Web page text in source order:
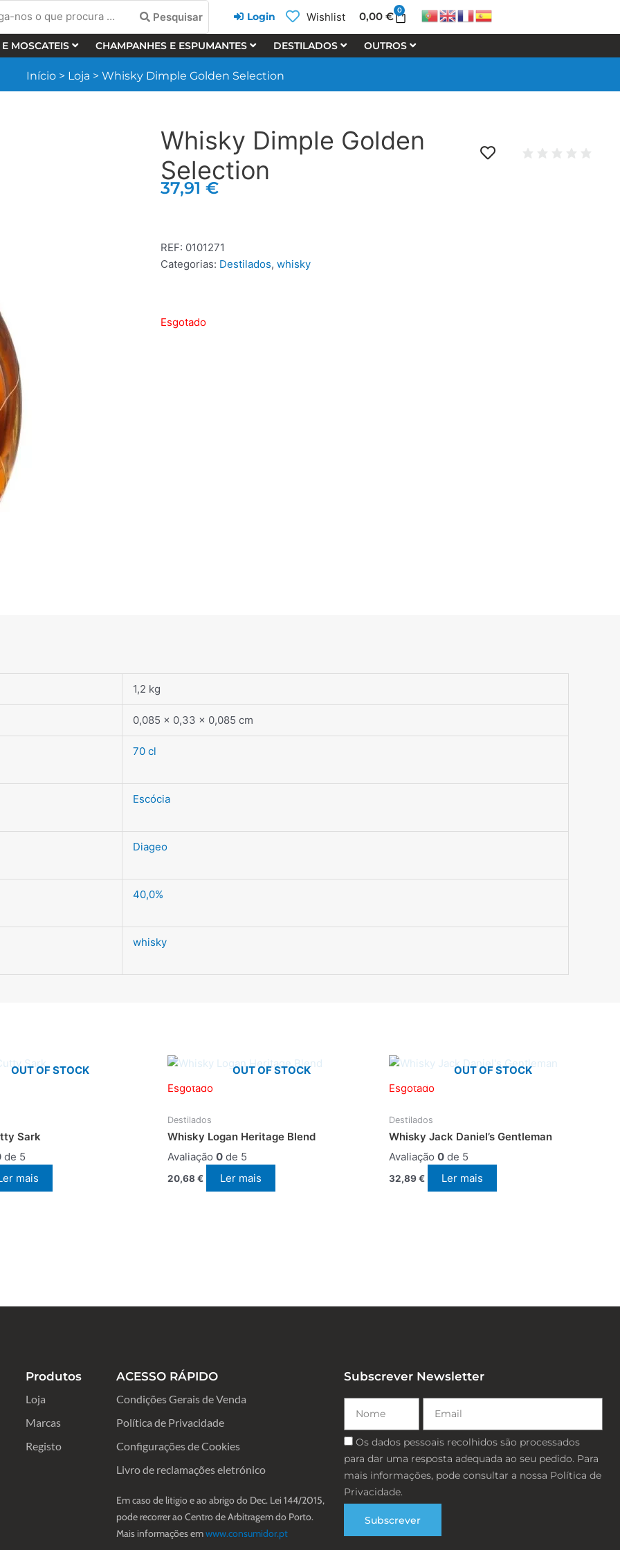
Pesquisar Login Wishlist 0,00€ 0
Cart
MOSCATEIS CHAMPANHES E ESPUMANTES DESTILADOS OUTROS
Início> Loja > Whisky Dimple Golden Selection
Whisky Dimple Golden
Selection
37,91 €
REF: 0101271
Categorias: Destilados, whisky
Esgotado
1,2 kg
0,085 × 0,33 × 0,085 cm
70 cl
Escócia
Diageo
40,0%
whisky
OUT OF STOCK
Sark
de 5
mais
OUT OF STOCK
Esgotado
Destilados
Whisky Logan Heritage Blend
Avaliação 0 de 5
20,68€ Ler mais
OUT OF STOCK
Esgotado
Destilados
Whisky Jack Daniel’s Gentleman
Avaliação 0 de 5
32,89€ Ler mais
Produtos
Loja
Marcas
Registo
ACESSO RÁPIDO
Condições Gerais de Venda
Política de Privacidade
Configurações de Cookies
Livro de reclamações eletrónico
Em caso de litigio e ao abrigo do Dec. Lei 144/2015,
pode recorrer ao Centro de Arbitragem do Porto.
Mais informações emwww.consumidor.pt
Subscrever Newsletter
Consentimento
Os dados pessoais recolhidos são processados ​​
para dar uma resposta adequada ao seu pedido. Para
mais informações, pode consultar a nossa Política de
Privacidade.
Subscrever